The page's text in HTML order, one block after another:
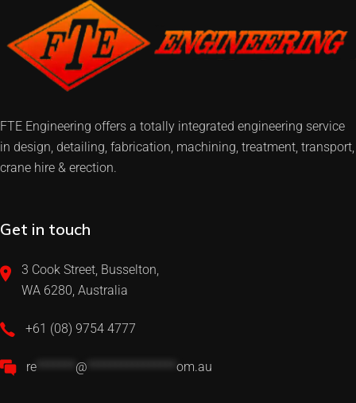
FTE Engineering offers a totally integrated engineering service
in design, detailing, fabrication, machining, treatment, transport,
crane hire & erection.
Get in touch
3 Cook Street, Busselton,
WA 6280, Australia
+61 (08) 9754 4777
re @ om.au